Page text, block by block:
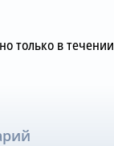
только в течении